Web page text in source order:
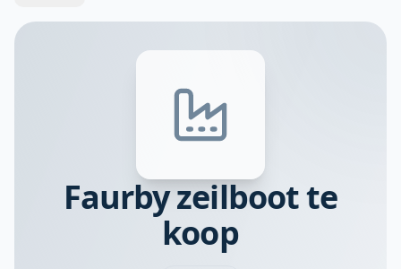
Faurby zeilboot te
koop